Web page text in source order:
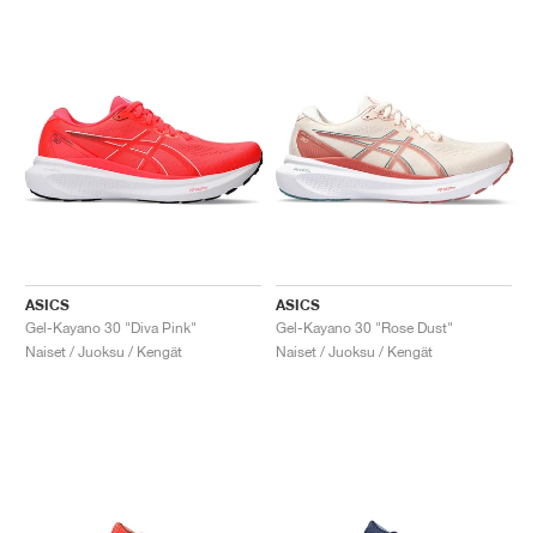
ASICS
Gel-Kayano 30 "Diva Pink"
Naiset / Juoksu / Kengät
ASICS
Gel-Kayano 30 "Rose Dust"
Naiset / Juoksu / Kengät